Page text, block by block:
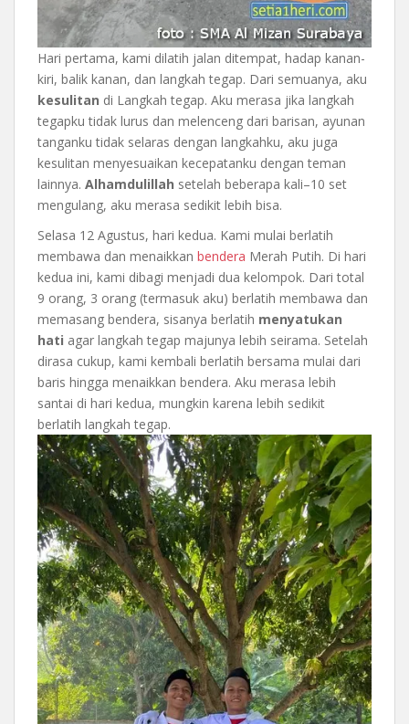
Hari pertama, kami dilatih jalan ditempat, hadap kanan-
kiri, balik kanan, dan langkah tegap. Dari semuanya, aku
kesulitan di Langkah tegap. Aku merasa jika langkah
tegapku tidak lurus dan melenceng dari barisan, ayunan
tanganku tidak selaras dengan langkahku, aku juga
kesulitan menyesuaikan kecepatanku dengan teman
lainnya. Alhamdulillah setelah beberapa kali–10 set
mengulang, aku merasa sedikit lebih bisa.
Selasa 12 Agustus, hari kedua. Kami mulai berlatih
membawa dan menaikkan bendera Merah Putih. Di hari
kedua ini, kami dibagi menjadi dua kelompok. Dari total
9 orang, 3 orang (termasuk aku) berlatih membawa dan
memasang bendera, sisanya berlatih menyatukan
hati agar langkah tegap majunya lebih seirama. Setelah
dirasa cukup, kami kembali berlatih bersama mulai dari
baris hingga menaikkan bendera. Aku merasa lebih
santai di hari kedua, mungkin karena lebih sedikit
berlatih langkah tegap.